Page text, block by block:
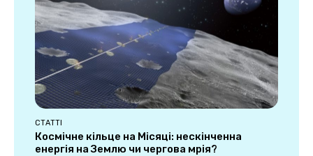
СТАТТІ
Космічне кільце на Місяці: нескінченна
енергія на Землю чи чергова мрія?